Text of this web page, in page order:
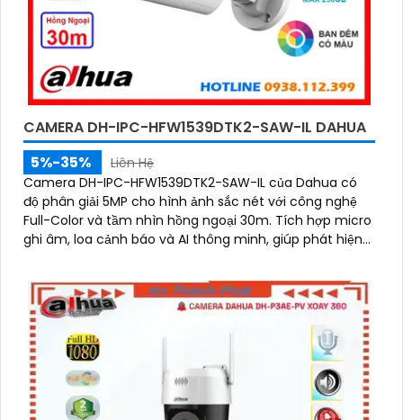
CAMERA DH-IPC-HFW1539DTK2-SAW-IL DAHUA
5%-35%
Liên Hệ
Camera DH-IPC-HFW1539DTK2-SAW-IL của Dahua có
độ phân giải 5MP cho hình ảnh sắc nét với công nghệ
Full-Color và tầm nhìn hồng ngoại 30m. Tích hợp micro
ghi âm, loa cảnh báo và AI thông minh, giúp phát hiện